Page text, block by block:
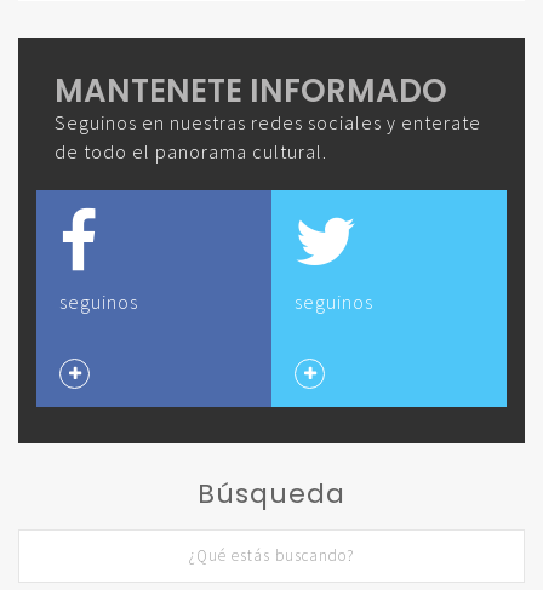
MANTENETE INFORMADO
Seguinos en nuestras redes sociales y enterate
de todo el panorama cultural.
seguinos seguinos
Búsqueda